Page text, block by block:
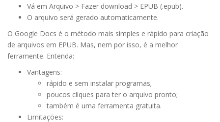
Vá em Arquivo > Fazer download > EPUB (.epub).
O arquivo será gerado automaticamente.
O Google Docs é o método mais simples e rápido para criação
de arquivos em EPUB. Mas, nem por isso, é a melhor
ferramente. Entenda:
Vantagens:
rápido e sem instalar programas;
poucos cliques para ter o arquivo pronto;
também é uma ferramenta gratuita.
Limitações: